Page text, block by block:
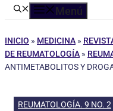
Menú
INICIO » MEDICINA »
DE REUMATOLOGÍA »
ANTIMETABOLITOS Y
REUMATOLOGÍA. 9 NO. 2